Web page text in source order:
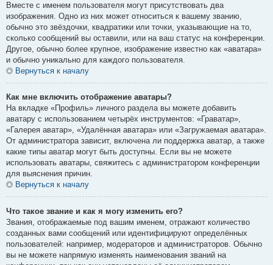
Вместе с именем пользователя могут присутствовать два
изображения. Одно из них может относиться к вашему званию,
обычно это звёздочки, квадратики или точки, указывающие на то,
сколько сообщений вы оставили, или на ваш статус на конференции.
Другое, обычно более крупное, изображение известно как «аватара»
и обычно уникально для каждого пользователя.
Вернуться к началу
Как мне включить отображение аватары?
На вкладке «Профиль» личного раздела вы можете добавить
аватару с использованием четырёх инструментов: «Граватар»,
«Галерея аватар», «Удалённая аватара» или «Загружаемая аватара».
От администратора зависит, включена ли поддержка аватар, а также
какие типы аватар могут быть доступны. Если вы не можете
использовать аватары, свяжитесь с администратором конференции
для выяснения причин.
Вернуться к началу
Что такое звание и как я могу изменить его?
Звания, отображаемые под вашим именем, отражают количество
созданных вами сообщений или идентифицируют определённых
пользователей: например, модераторов и администраторов. Обычно
вы не можете напрямую изменять наименования званий на